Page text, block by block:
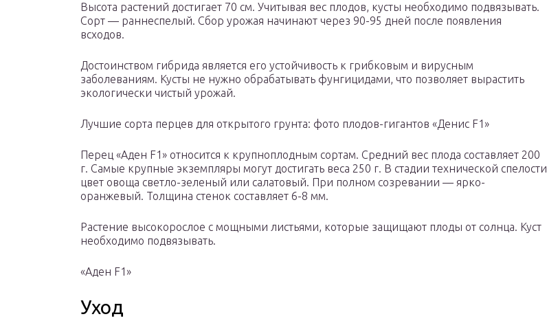
Высота растений достигает 70 см. Учитывая вес плодов, кусты необходимо подвязывать.
Сорт — раннеспелый. Сбор урожая начинают через 90-95 дней после появления
всходов.
Достоинством гибрида является его устойчивость к грибковым и вирусным
заболеваниям. Кусты не нужно обрабатывать фунгицидами, что позволяет вырастить
экологически чистый урожай.
Лучшие сорта перцев для открытого грунта: фото плодов-гигантов «Денис F1»
Перец «Аден F1» относится к крупноплодным сортам. Средний вес плода составляет 200
г. Самые крупные экземпляры могут достигать веса 250 г. В стадии технической спелости
цвет овоща светло-зеленый или салатовый. При полном созревании — ярко-
оранжевый. Толщина стенок составляет 6-8 мм.
Растение высокорослое с мощными листьями, которые защищают плоды от солнца. Куст
необходимо подвязывать.
«Аден F1»
Уход